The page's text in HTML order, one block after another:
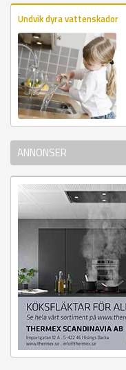
Undvik dyra vattenskador
ANNONSER